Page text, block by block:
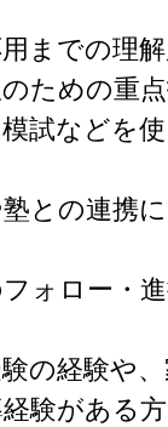
用までの理
のための重
模試などを
塾との連携
フォロー・
の経験や
験がある